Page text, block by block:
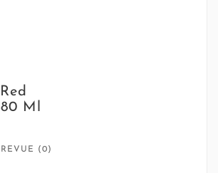
Ml
REVUE (0)